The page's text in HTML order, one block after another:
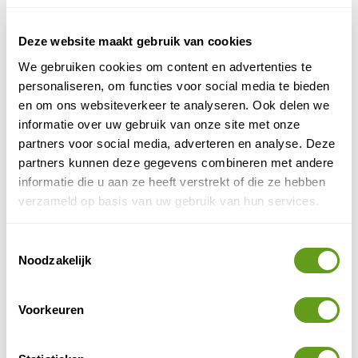
Deze website maakt gebruik van cookies
We gebruiken cookies om content en advertenties te
personaliseren, om functies voor social media te bieden
en om ons websiteverkeer te analyseren. Ook delen we
informatie over uw gebruik van onze site met onze
partners voor social media, adverteren en analyse. Deze
partners kunnen deze gegevens combineren met andere
informatie die u aan ze heeft verstrekt of die ze hebben
verzameld op basis van uw gebruik van hun services.
Noodzakelijk
Voorkeuren
1 meter hoogte door moet waden.
Realiseer je dus goed waar je aan begint als je de
Milford Trackreserveert. Beloning daarvoor is echter
een ongekend mooie natuur. Reken op 1 korte dag van
ongeveer 2 uur wandelen en 3 dagen met
wandelingen van ongeveer 6 uur. Zorg zeker voor
goede wandelschoenen en kleding, die makkelijk aan
te passen is aan alle weersomstandigheden.
DeMilford Track
dien je van tevoren te boeken. Het is
een van de populairste wandelreizen wereldwijd en als
hieronder lijden. Men laat momenteel nog slechts een
Milford Track via een betrouwbare reisorganisatie te